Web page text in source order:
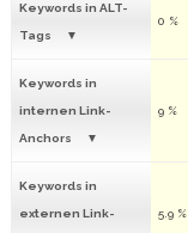
Keywords in ALT-
Tags
0 %
Keywords in
internen Link-
Anchors
9 %
Keywords in
externen Link- 5.9 %